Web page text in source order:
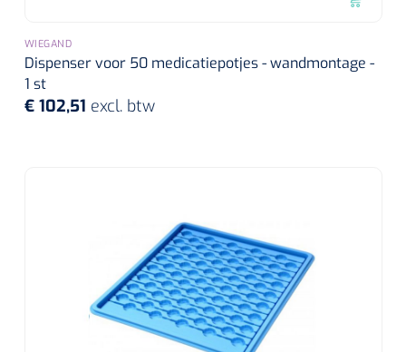
Diversen
Kleeflaag removers
Wondreinigers
WIEGAND
Dispenser voor 50 medicatiepotjes - wandmontage -
1 st
€ 102,51 excl. btw